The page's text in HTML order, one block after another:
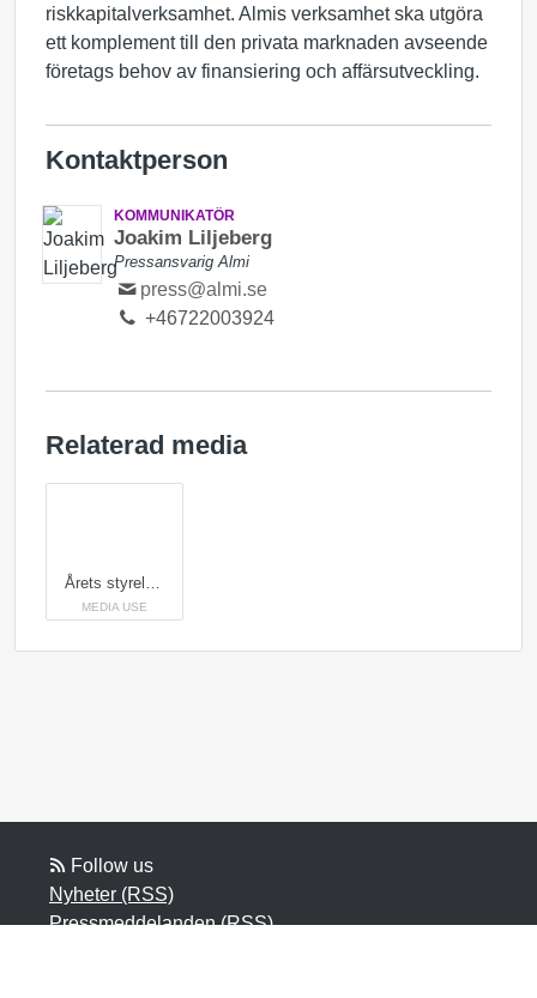
riskkapitalverksamhet. Almis verksamhet ska utgöra
ett komplement till den privata marknaden avseende
företags behov av finansiering och affärsutveckling.
Kontaktperson
KOMMUNIKATÖR
Joakim Liljeberg
Pressansvarig Almi
press@almi.se
+46722003924
Relaterad media
Årets styrelsekartläggning från Almi visar mycket små förändringar. Andelen små- och medelstora bolag som har minst en kvinna i styrelsen har ökat med en procentenhet, från 41 till 42 procent. I övrigt står det stilla. Andelen företag med jämställda styrelser är oförändrat, på 16 procent. Andelen kvinnor som har ett styrelseuppdrag är oförändrat på 21 procent samt ordförandeposten ligger stilla på 15 procent.
MEDIA USE
Follow us
Nyheter (RSS)
Pressmeddelanden (RSS)